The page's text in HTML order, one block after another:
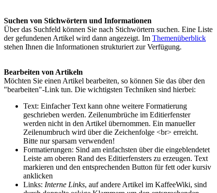
Suchen von Stichwörtern und Informationen
Über das Suchfeld können Sie nach Stichwörtern suchen. Eine Liste
der gefundenen Artikel wird dann angezeigt. Im Themenüberblick
stehen Ihnen die Informationen strukturiert zur Verfügung.
Bearbeiten von Artikeln
Möchten Sie einen Artikel bearbeiten, so können Sie das über den
"bearbeiten"-Link tun. Die wichtigsten Techniken sind hierbei:
Text: Einfacher Text kann ohne weitere Formatierung
geschrieben werden. Zeilenumbrüche im Editierfenster
werden nicht in den Artikel übernommen. Ein manueller
Zeilenumbruch wird über die Zeichenfolge <br> erreicht.
Bitte nur sparsam verwenden!
Formatierungen: Sind am einfachsten über die eingeblendetet
Leiste am oberen Rand des Editierfensters zu erzeugen. Text
markieren und den entsprechenden Button für fett oder kursiv
anklicken
Links: Interne Links, auf andere Artikel im KaffeeWiki, sind